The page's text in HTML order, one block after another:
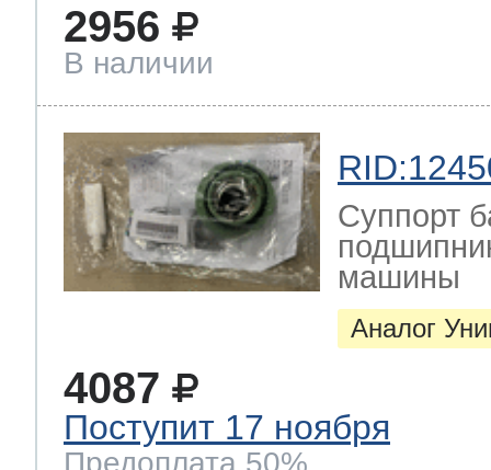
2956
В наличии
Суппорт
машины
Аналог
4087
Поступит 17 ноября
Предоплата 50%